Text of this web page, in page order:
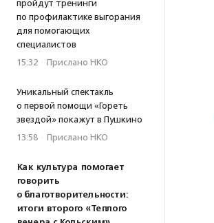
пройдут тренинги
по профилактике выгорания
для помогающих
специалистов
15:32 · Прислано НКО
Уникальный спектакль
о первой помощи «Гореть
звездой» покажут в Пушкино
13:58 · Прислано НКО
Как культура помогает
говорить
о благотворительности:
итоги второго «Теплого